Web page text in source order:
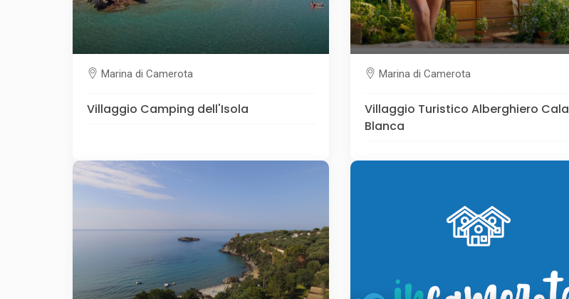
Marina di Camerota
Villaggio Camping dell'Isola
Marina di Camerota
Villaggio Turistico Alberghiero Cala
Blanca